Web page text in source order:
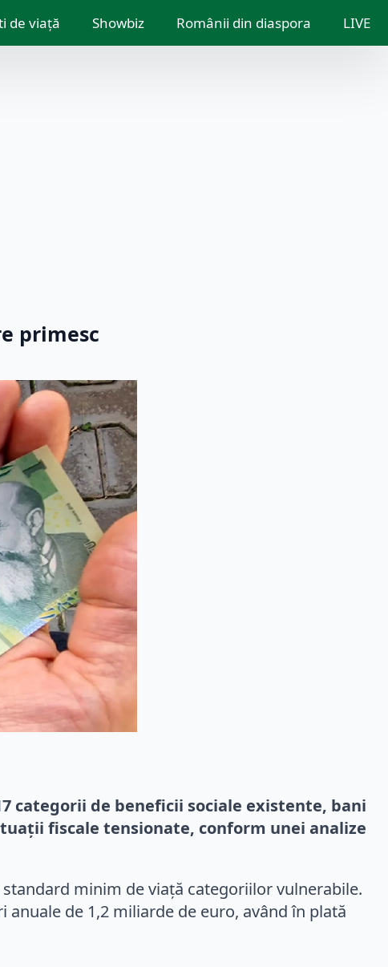
de viață Showbiz Românii din diaspora LIVE
primesc
categorii de beneficii sociale existente, bani
fiscale tensionate, conform unei analize
minim de viață categoriilor vulnerabile.
de 1,2 miliarde de euro, având în plată